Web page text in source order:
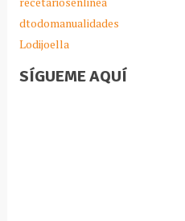
dtodomanualidades
Lodijoella
SÍGUEME AQUÍ